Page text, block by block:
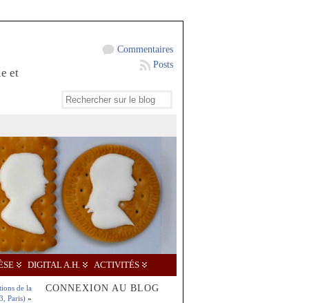
et
Commentaires
Posts
DIGITAL A.H. ACTIVITÉS
de la
Paris) »
CONNEXION AU BLOG